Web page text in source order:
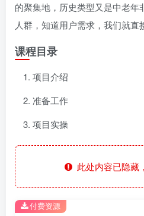
的聚集地，历史类型又是中老年
人群，知道用户需求，我们就直
课程目录
项目介绍
准备工作
项目实操
此处内容已隐藏
付费资源